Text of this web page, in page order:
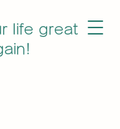
life great